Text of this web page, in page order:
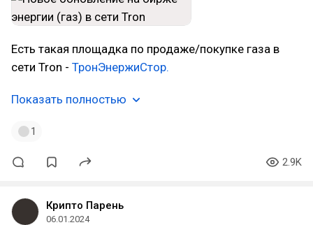
Есть такая площадка по продаже/покупке газа в
сети Tron - ТронЭнержиСтор.
Показать полностью
1
2.9K
Крипто Парень
06.01.2024